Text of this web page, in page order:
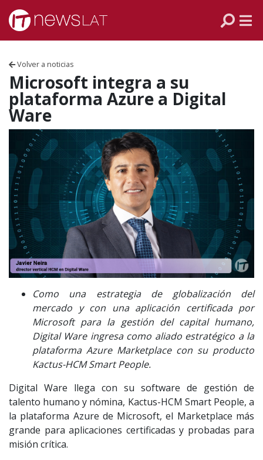
Skip to content
Volver a noticias
Microsoft integra a su
plataforma Azure a Digital
Ware
Como una estrategia de globalización del
mercado y con una aplicación certificada por
Microsoft para la gestión del capital humano,
Digital Ware ingresa como aliado estratégico a la
plataforma Azure Marketplace con su producto
Kactus-HCM Smart People.
Digital Ware llega con su software de gestión de
talento humano y nómina, Kactus-HCM Smart People, a
la plataforma Azure de Microsoft, el Marketplace más
grande para aplicaciones certificadas y probadas para
misión crítica.
ECUADOR
PERÚ
CHILE
ARGENTINA
MÉXICO